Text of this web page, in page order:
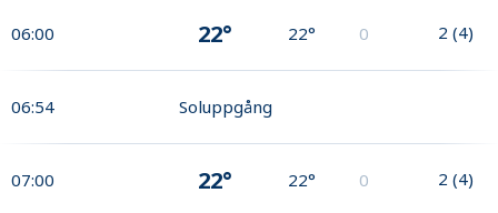
06:00 22° 22° 0 2 (4)
06:54 Soluppgång
07:00 22° 22° 0 2 (4)